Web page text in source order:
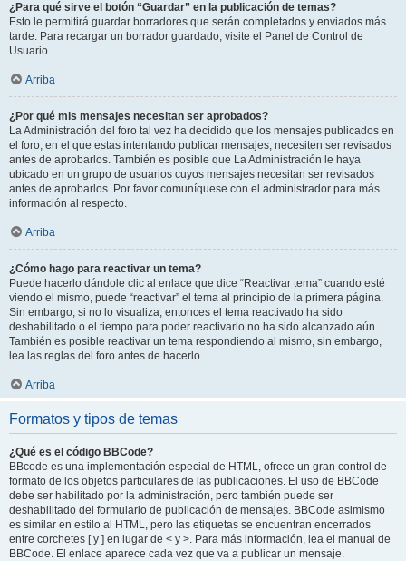
¿Para qué sirve el botón “Guardar” en la publicación de temas?
Esto le permitirá guardar borradores que serán completados y enviados más
tarde. Para recargar un borrador guardado, visite el Panel de Control de
Usuario.
Arriba
¿Por qué mis mensajes necesitan ser aprobados?
La Administración del foro tal vez ha decidido que los mensajes publicados en
el foro, en el que estas intentando publicar mensajes, necesiten ser revisados
antes de aprobarlos. También es posible que La Administración le haya
ubicado en un grupo de usuarios cuyos mensajes necesitan ser revisados
antes de aprobarlos. Por favor comuníquese con el administrador para más
información al respecto.
Arriba
¿Cómo hago para reactivar un tema?
Puede hacerlo dándole clic al enlace que dice “Reactivar tema” cuando esté
viendo el mismo, puede “reactivar” el tema al principio de la primera página.
Sin embargo, si no lo visualiza, entonces el tema reactivado ha sido
deshabilitado o el tiempo para poder reactivarlo no ha sido alcanzado aún.
También es posible reactivar un tema respondiendo al mismo, sin embargo,
lea las reglas del foro antes de hacerlo.
Arriba
Formatos y tipos de temas
¿Qué es el código BBCode?
BBcode es una implementación especial de HTML, ofrece un gran control de
formato de los objetos particulares de las publicaciones. El uso de BBCode
debe ser habilitado por la administración, pero también puede ser
deshabilitado del formulario de publicación de mensajes. BBCode asimismo
es similar en estilo al HTML, pero las etiquetas se encuentran encerrados
entre corchetes [ y ] en lugar de < y >. Para más información, lea el manual de
BBCode. El enlace aparece cada vez que va a publicar un mensaje.